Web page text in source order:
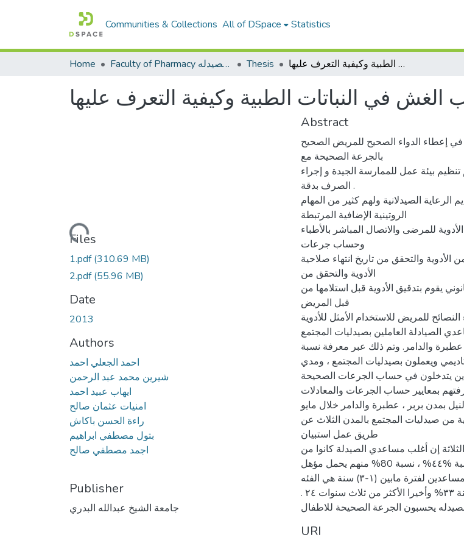
Communities & Collections All of DSpace Statistics
Home Faculty of Pharmacy كلية الصيدله Thesis اساليب الغش في النباتات الطبية وكيفية التعرف عليها
الغش في النباتات الطبية وكيفية التعرف عليها
Loading...
Files
1.pdf(310.69 MB)
2.pdf(55.96 MB)
Date
2013
Authors
احمد الجعلي احمد
شيرين محمد عبد الرحمن
ايهاب عبيد احمد
امنيات عثمان صالح
راءة الحسن باكاش
بتول مصطفي ابراهيم
اجمد مصطفي صالح
Publisher
جامعة الشيخ عبدالله البدري
Abstract
في إعطاء الدواء الصحيح للمريض الصحيح
بالجرعة الصحيحة مع
بيئة عمل للممارسة الجيدة و إجراء
الصرف بدقة .
الصيدلانية ولهم كثير من المهام
الروتينية الإضافية المرتبطة
للمرضى والاتصال المباشر بالأطباء
وحساب جرعات
الأدوية والتحقق من تاريخ انتهاء صلاحية
الأدوية والتحقق من
يقوم بتدقيق الأدوية قبل استلامها من
قبل المريض
للمريض للاستخدام الأمثل للأدوية.
الصيادلة العاملين بصيدليات المجتمع
والدامر. وتم ذلك عبر معرفة نسبة
ويعملون بصيدليات المجتمع ، ومدي
يتدخلون في حساب الجرعات الصحيحة
بمعايير حساب الجرعات والمعادلات .
بمدن بربر ، عطبرة والدامر خلال مايو
الدراسة عدد ۱۰۰ صيدلية من صيدليات المجتمع بالمدن الثلاث عن
طريق عمل استبيان
إن أغلب مساعدي الصيدلة كانوا من
الإناث بنسبة ٥٦% والمتبقي من الذكور بنسبة %٤٤% ، نسبة 80% منهم يحمل مؤهل
أكاديمي جامعي، وبينت أيضا أن خبره المساعدين لفترة مابين (۱-۳) سنة هي الفئه
الاغلب بنسبة ٤٣% ، تليها خبرة أقل من سنة ٣٣% وأخيرا الأكثر من ثلاث سنوات ٢٤ .
URI